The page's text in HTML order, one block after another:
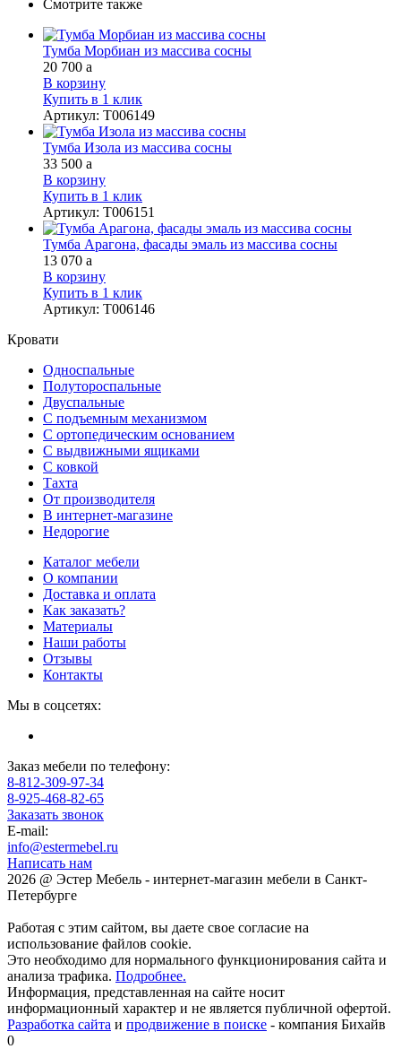
Смотрите также
Тумба Морбиан из массива сосны
20 700 a
В корзину
Купить в 1 клик
Артикул: Т006149
Тумба Изола из массива сосны
33 500 a
В корзину
Купить в 1 клик
Артикул: Т006151
Тумба Арагона, фасады эмаль из массива сосны
13 070 a
В корзину
Купить в 1 клик
Артикул: Т006146
Кровати
Односпальные
Полутороспальные
Двуспальные
С подъемным механизмом
С ортопедическим основанием
С выдвижными ящиками
С ковкой
Тахта
От производителя
В интернет-магазине
Недорогие
Каталог мебели
О компании
Доставка и оплата
Как заказать?
Материалы
Наши работы
Отзывы
Контакты
Мы в соцсетях:
Заказ мебели по телефону:
8-812-309-97-34
8-925-468-82-65
Заказать звонок
E-mail:
info@estermebel.ru
Написать нам
2026 @ Эстер Мебель - интернет-магазин мебели в Санкт-
Петербурге
Работая с этим сайтом, вы даете свое согласие на
использование файлов cookie.
Это необходимо для нормального функционирования сайта и
анализа трафика. Подробнее.
Информация, представленная на сайте носит
информационный характер и не является публичной офертой.
Разработка сайта и продвижение в поиске - компания Бихайв
0